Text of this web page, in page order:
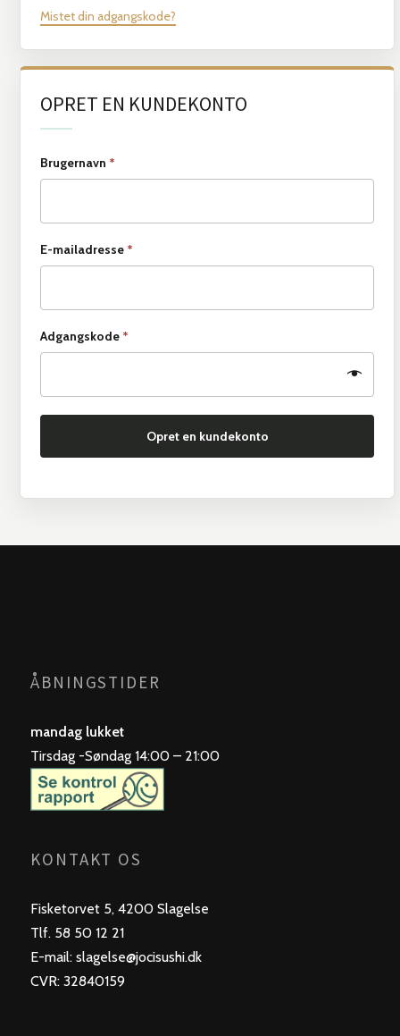
Mistet din adgangskode?
OPRET EN KUNDEKONTO
Brugernavn *
E-mailadresse *
Adgangskode *
Opret en kundekonto
ÅBNINGSTIDER
mandag lukket
Tirsdag -Søndag 14:00 – 21:00
KONTAKT OS
Fisketorvet 5, 4200 Slagelse
Tlf. 58 50 12 21
E-mail: slagelse@jocisushi.dk
CVR: 32840159